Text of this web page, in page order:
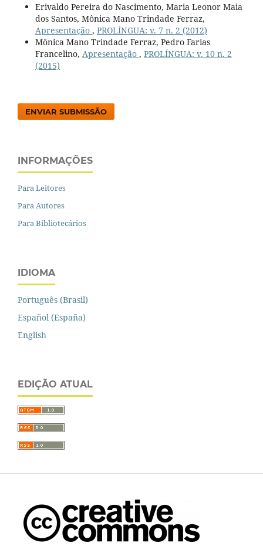
Erivaldo Pereira do Nascimento, Maria Leonor Maia
dos Santos, Mônica Mano Trindade Ferraz,
Apresentação , PROLÍNGUA: v. 7 n. 2 (2012)
Mônica Mano Trindade Ferraz, Pedro Farias
Francelino, Apresentação , PROLÍNGUA: v. 10 n. 2
(2015)
ENVIAR SUBMISSÃO
INFORMAÇÕES
Para Leitores
Para Autores
Para Bibliotecários
IDIOMA
Português (Brasil)
Español (España)
English
EDIÇÃO ATUAL